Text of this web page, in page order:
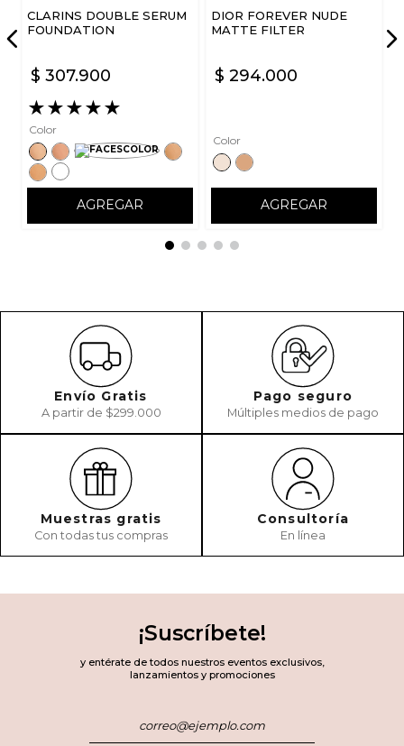
CLARINS DOUBLE SERUM
FOUNDATION
$ 307.900
★★★★★
Color
AGREGAR
DIOR FOREVER NUDE
MATTE FILTER
$ 294.000
Color
AGREGAR
Envío Gratis
A partir de $299.000
Pago seguro
Múltiples medios de pago
Muestras gratis
Con todas tus compras
Consultoría
En línea
¡Suscríbete!
y entérate de todos nuestros eventos exclusivos,
lanzamientos y promociones